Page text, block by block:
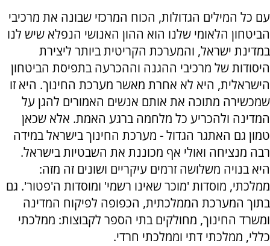
עם כל המילים הגדולות, הכוח המרכזי שבונה את מרכיבי
הביטחון הלאומי שלנו הוא ההון האנושי הנפלא שיש לנו
במדינת ישראל, והמערכת הקריטית ביותר ליצירת
היסודות של מרכיבי ההגנה וההכרעה בתפיסת הביטחון
הישראלית, היא לא אחרת מאשר מערכת החינוך. היא זו
שמכשירה מתוכה את אותם אנשים האמורים להגן על
המדינה ולהכריע כל מלחמה ברגע האמת. אלא שכאן
טמון גם האתגר הגדול - מערכת החינוך בישראל במידה
רבה מנציחה ואולי אף מכוננת את השבטיות בישראל.
היא בנויה משלושה זרמים עיקריים ושונים זה מזה:
ממלכתי, מוסדות 'מוכר שאינו רשמי' ומוסדות ה'פטור'. גם
בתוך המערכת הממלכתית, הכפופה לפיקוח המדינה
ומשרד החינוך, מחולקים בתי הספר לקבוצות: ממלכתי
כללי, ממלכתי דתי וממלכתי חרדי.